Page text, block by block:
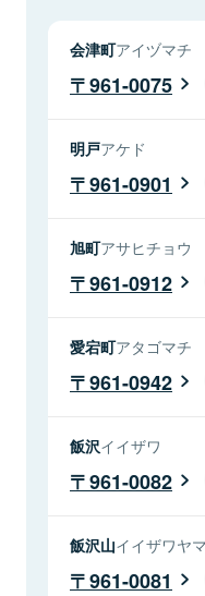
会津町アイヅマチ
961-0075
明戸アケド
961-0901
旭町アサヒチョウ
961-0912
愛宕町アタゴマチ
961-0942
飯沢イイザワ
961-0082
飯沢山イイザワヤマ
961-0081